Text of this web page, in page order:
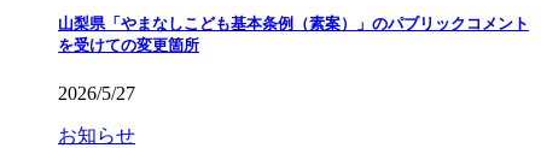
山梨県「やまなしこども基本条例（素案）」のパブリックコメント
を受けての変更箇所
2026/5/27
お知らせ